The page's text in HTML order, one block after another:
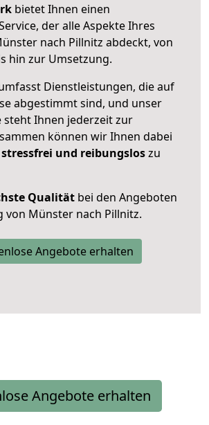
bietet Ihnen einen
der alle Aspekte Ihres
nach Pillnitz abdeckt, von
hin zur Umsetzung.
Dienstleistungen, die auf
abgestimmt sind, und unser
steht Ihnen jederzeit zur
können wir Ihnen dabei
stressfrei und reibungsloszu
Qualität bei den Angeboten
von Münster nach Pillnitz.
Angebote erhalten
Angebote erhalten